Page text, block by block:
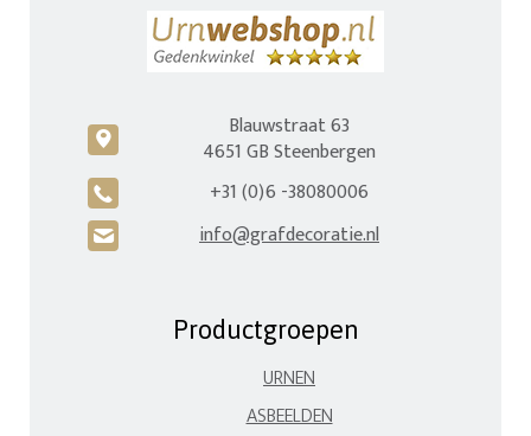
c
Blauwstraat 63
4651 GB Steenbergen
A +31 (0)6 -38080006
H info@grafdecoratie.nl
Productgroepen
URNEN
ASBEELDEN